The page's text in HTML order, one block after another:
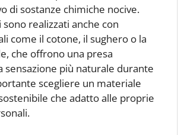
di sostanze chimiche nocive.
realizzati anche con
come il cotone, il sughero o la
che offrono una presa
sensazione più naturale durante
scegliere un materiale
che adatto alle proprie